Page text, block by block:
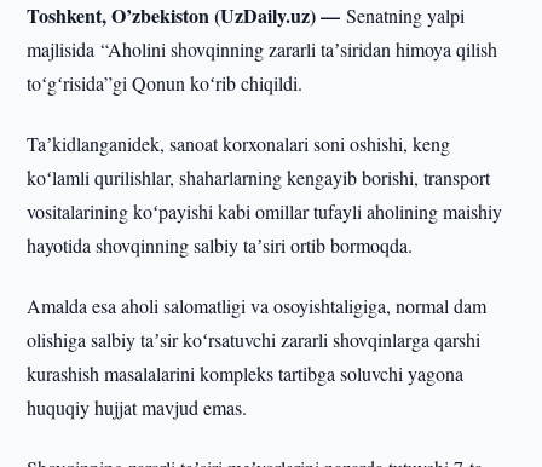
Toshkent, O’zbekiston (UzDaily.uz) —Senatning yalpi
majlisida “Aholini shovqinning zararli taʼsiridan himoya qilish
toʻgʻrisida”gi Qonun koʻrib chiqildi.
Taʼkidlanganidek, sanoat korxonalari soni oshishi, keng
koʻlamli qurilishlar, shaharlarning kengayib borishi, transport
vositalarining koʻpayishi kabi omillar tufayli aholining maishiy
hayotida shovqinning salbiy taʼsiri ortib bormoqda.
Amalda esa aholi salomatligi va osoyishtaligiga, normal dam
olishiga salbiy taʼsir koʻrsatuvchi zararli shovqinlarga qarshi
kurashish masalalarini kompleks tartibga soluvchi yagona
huquqiy hujjat mavjud emas.